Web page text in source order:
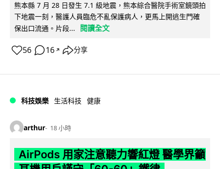
熊本縣 7 月 28 日發生 7.1 級地震，熊本綜合醫院手術室鏡頭拍
下地震一刻，醫護人員臨危不亂保護病人，更馬上開逃生門確
保出口流通。片段...
閱讀全文
56 16 ↗ 分享
科技娛樂 生活科技 健康
arthur 18 小時
AirPods 用家注意聽力響紅燈 醫學界籲